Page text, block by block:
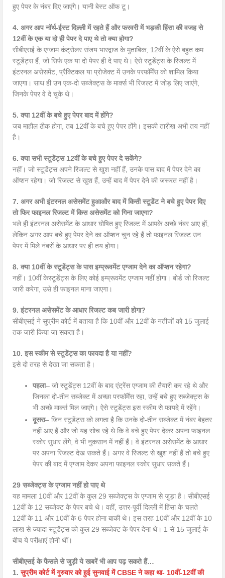
हुए पेपर के नंबर दिए जाएंगे। यानी बेस्ट ऑफ टू।
4. अगर आप नॉर्थ-ईस्ट दिल्ली में रहते हैं और फरवरी में भड़की हिंसा की वजह से
12वीं के एक या दो ही पेपर दे पाए थे तो क्या होगा?
सीबीएसई के एग्जाम कंट्राेलर संजय भारद्वाज के मुताबिक, 12वीं के ऐसे बहुत कम
स्टूडेंट्स हैं, जो सिर्फ एक या दो पेपर ही दे पाए थे। ऐसे स्टूडेंट्स के रिजल्ट में
इंटरनल असेसमेंट, प्रैक्टिकल या प्रोजेक्ट में उनके परफॉर्मेंस को शामिल किया
जाएगा। साथ ही उन एक-दो सब्जेक्ट्स के मार्क्स भी रिजल्ट में जोड़ लिए जाएंगे,
जिनके पेपर वे दे चुके थे।
5. क्या 12वीं के बचे हुए पेपर बाद में होंगे?
जब माहौल ठीक होगा, तब 12वीं के बचे हुए पेपर होंगे। इसकी तारीख अभी तय नहीं
है।
6. क्या सभी स्टूडेंट्स 12वीं के बचे हुए पेपर दे सकेंगे?
नहीं। जो स्टूडेंट्स अपने रिजल्ट से खुश नहीं हैं, उनके पास बाद में पेपर देने का
ऑप्शन रहेगा। जो रिजल्ट से खुश हैं, उन्हें बाद में पेपर देने की जरूरत नहीं है।
7. अगर अभी इंटरनल असेसमेंट हुआऔर बाद में किसी स्टूडेंट ने बचे हुए पेपर दिए
तो फिर फाइनल रिजल्ट में किस असेसमेंट को गिना जाएगा?
भले ही इंटरनल असेसमेंट के आधार घोषित हुए रिजल्ट में आपके अच्छे नंबर आए हों,
लेकिन अगर आप बचे हुए पेपर देने का ऑप्शन चुन रहे हैं तो फाइनल रिजल्ट उन
पेपर में मिले नंबरों के आधार पर ही तय होगा।
8. क्या 10वीं के स्टूडेंट्स के पास इम्प्रूवमेंट एग्जाम देने का ऑप्शन रहेगा?
नहीं। 10वीं केस्टूडेंट्स के लिए कोई इम्प्रूवमेंट एग्जाम नहीं होगा। बोर्ड जो रिजल्ट
जारी करेगा, उसे ही फाइनल माना जाएगा।
9. इंटरनल असेसमेंट के आधार रिजल्ट कब जारी होगा?
सीबीएसई ने सुप्रीम कोर्ट में बताया है कि 10वीं और 12वीं के नतीजों को 15 जुलाई
तक जारी किया जा सकता है।
10. इस स्कीम से स्टूडेंट्स का फायदा है या नहीं?
इसे दो तरह से देखा जा सकता है।
पहला– जो स्टूडेंट्स 12वीं के बाद एंट्रेंस एग्जाम की तैयारी कर रहे थे और
जिनका दो-तीन सब्जेक्ट में अच्छा परफॉर्मेंस रहा, उन्हें बचे हुए सब्जेक्ट्स के
भी अच्छे मार्क्स मिल जाएंगे। ऐसे स्टूडेंट्स इस स्कीम से फायदे में रहेंगे।
दूसरा– जिन स्टूडेंट्स को लगता है कि उनके दो-तीन सब्जेक्ट में नंबर बेहतर
नहीं आए हैं और जो यह सोच रहे थे कि वे बचे हुए पेपर देकर अपना फाइनल
स्कोर सुधार लेंगे, वे भी नुकसान में नहीं हैं। वे इंटरनल असेसमेंट के आधार
पर अपना रिजल्ट देख सकते हैं। अगर वे रिजल्ट से खुश नहीं हैं तो बचे हुए
पेपर की बाद में एग्जाम देकर अपना फाइनल स्कोर सुधार सकते हैं।
29 सब्जेक्ट्स के एग्जाम नहीं हो पाए थे
यह मामला 10वीं और 12वीं के कुल 29 सब्जेक्ट्स के एग्जाम से जुड़ा है। सीबीएसई
12वीं के 12 सब्जेक्ट के पेपर बचे थे। वहीं, उत्तर-पूर्वी दिल्ली में हिंसा के चलते
12वीं के 11 और 10वीं के 6 पेपर होना बाकी थे। इस तरह 10वीं और 12वीं के 10
लाख से ज्यादा स्टूडेंट्स को कुल 29 सब्जेक्ट के पेपर देना थे। 1 से 15 जुलाई के
बीच ये परीक्षाएं होनी थीं।
सीबीएसई के फैसले से जुड़ी ये खबरें भी आप पढ़ सकते हैं…
1.सुप्रीम कोर्ट में गुरुवार को हुई सुनवाई में CBSE ने कहा था- 10वीं-12वीं की